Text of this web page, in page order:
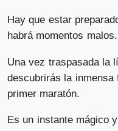
Hay que estar
habrá momentos malos.
Una vez traspasada la
descubrirás la
primer maratón.
Es un instante mágico